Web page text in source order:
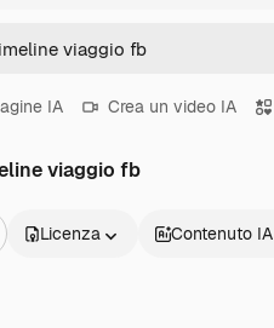
IA Crea un video IA
viaggio fb
Licenza Contenuto IA